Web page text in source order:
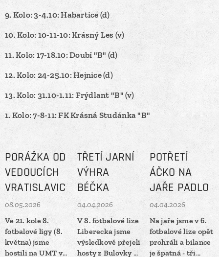
9. Kolo: 3-4.10: Habartice (d)
10. Kolo: 10-11-10: Krásný Les (v)
11. Kolo: 17-18.10: Doubí "B" (d)
12. Kolo: 24-25.10: Hejnice (d)
13. Kolo: 31.10-1.11: Frýdlant "B" (v)
1. Kolo: 7-8-11: FK Krásná Studánka "B"
PORÁŽKA OD
VEDOUCÍCH
VRATISLAVIC
08.05.2026
Ve 21. kole 8.
fotbalové ligy (8.
května) jsme
hostili na UMT v
TŘETÍ JARNÍ
VÝHRA
BÉČKA
04.04.2026
V 8. fotbalové lize
Liberecka jsme
výsledkově přejeli
hosty z Bulovky a
POTŘETÍ
ÁČKO NA
JAŘE PADLO
04.04.2026
Na jaře jsme v 6.
fotbalové lize opět
prohráli a bilance
je špatná - tři